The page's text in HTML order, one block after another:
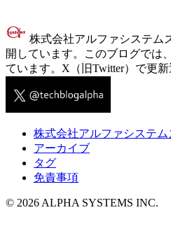
株式会社アルファシステム
開しています。このブログでは
ています。X（旧Twitter）で更新
株式会社アルファシステム
アーカイブ
タグ
免責事項
© 2026 ALPHA SYSTEMS INC.